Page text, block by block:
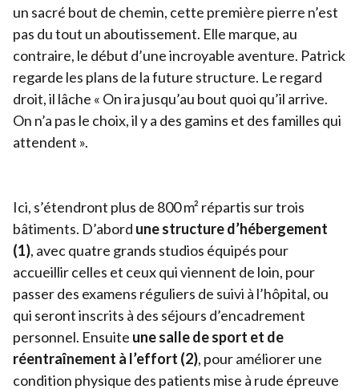
un sacré bout de chemin, cette première pierre n’est
pas du tout un aboutissement. Elle marque, au
contraire, le début d’une incroyable aventure. Patrick
regarde les plans de la future structure. Le regard
droit, il lâche « On ira jusqu’au bout quoi qu’il arrive.
On n’a pas le choix, il y a des gamins et des familles qui
attendent ».
Ici, s’étendront plus de 800m² répartis sur trois
bâtiments. D’abord unestructure d’hébergement
(1), avec quatre grands studios équipés pour
accueillir celles et ceux qui viennent de loin, pour
passer des examens réguliers de suivi à l’hôpital, ou
qui seront inscrits à des séjours d’encadrement
personnel. Ensuite une salle de sport et de
réentraînement à l’effort (2), pour améliorer une
condition physique des patients mise à rude épreuve